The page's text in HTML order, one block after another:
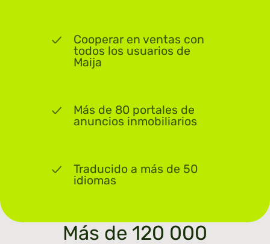
Cooperar en ventas con
todos los usuarios de
Maija
Más de 80 portales de
anuncios inmobiliarios
Traducido a más de 50
idiomas
Más de 120 000